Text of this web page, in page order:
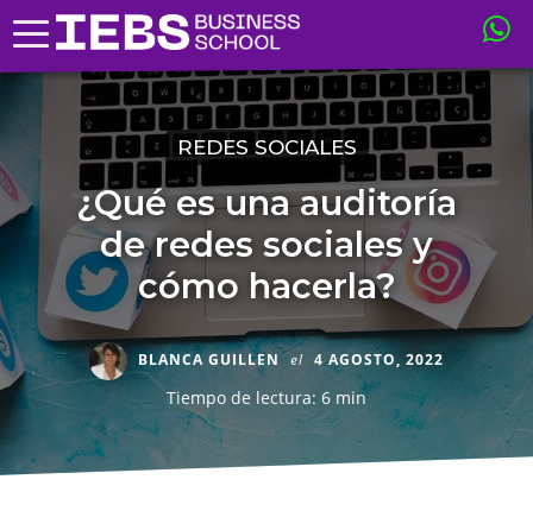
REDES SOCIALES
¿Qué es una auditoría
de redes sociales y
cómo hacerla?
BLANCA GUILLEN el 4 AGOSTO, 2022
Tiempo de lectura: 6 min